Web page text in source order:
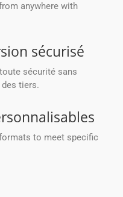
anywhere with
sécurisé
sécurité sans
tiers.
to meet specific